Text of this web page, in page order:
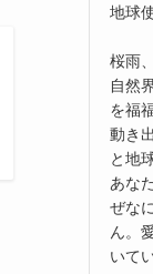
地球
桜雨
自然
を福
動き
と地
あな
ぜな
ん。
いて